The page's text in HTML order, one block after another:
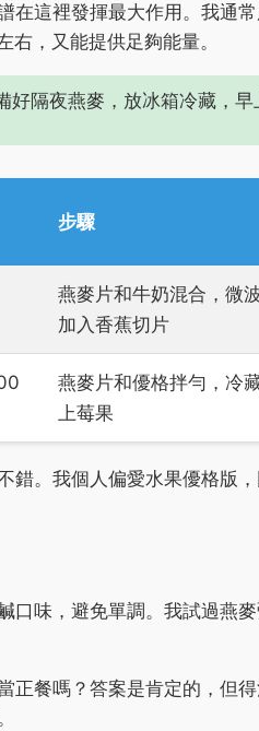
這裡發揮最大作用。我通
，又能提供足夠能量。
隔夜燕麥，放冰箱冷藏，早
步驟
燕麥片和牛奶混合，微
加入香蕉切片
燕麥片和優格拌勻，冷
上莓果
錯。我個人偏愛水果優格版
口味，避免單調。我試過燕
正餐嗎？答案是肯定的，但